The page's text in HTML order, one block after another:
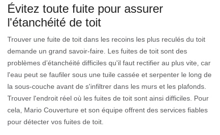
Évitez toute fuite pour assurer
l'étanchéité de toit
Trouver une fuite de toit dans les recoins les plus reculés du toit
demande un grand savoir-faire. Les fuites de toit sont des
problèmes d’étanchéité difficiles qu'il faut rectifier au plus vite, car
l'eau peut se faufiler sous une tuile cassée et serpenter le long de
la sous-couche avant de s'infiltrer dans les murs et les plafonds.
Trouver l'endroit réel où les fuites de toit sont ainsi difficiles. Pour
cela, Mario Couverture et son équipe offrent des services fiables
pour détecter vos fuites de toit.